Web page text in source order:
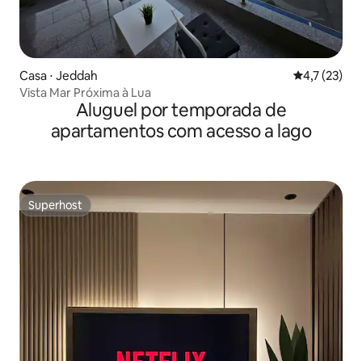
Casa ⋅ Jeddah 4,7 de uma
4,7 (23)
Vista Mar Próxima à Lua
Aluguel por temporada de
apartamentos com acesso a lago
Superhost
Superhost